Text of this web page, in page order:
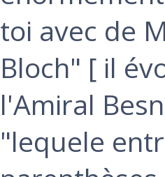
toi avec de
Bloch" [ il
l'Amiral
"lequele